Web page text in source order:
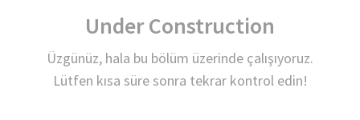
Under Construction
Üzgünüz, hala bu bölüm üzerinde çalışıyoruz.
Lütfen kısa süre sonra tekrar kontrol edin!